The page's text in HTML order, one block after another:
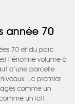
année 70
70 et du parc
l’énorme volume à
d’une parcelle
Le premier
comme un
un loft